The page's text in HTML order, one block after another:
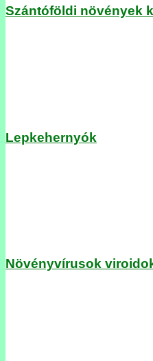
Szántóföldi növények
Lepkehernyók
Növényvírusok